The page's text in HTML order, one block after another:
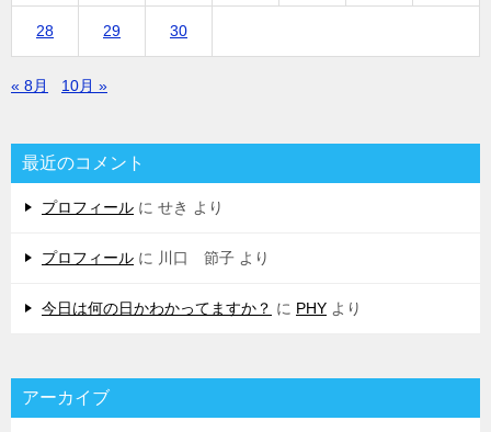
28 29 30
« 8月 10月 »
最近のコメント
プロフィール に せき より
プロフィール に 川口 節子 より
今日は何の日かわかってますか？ に PHY より
アーカイブ